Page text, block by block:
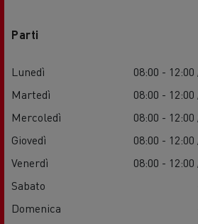
Parti
Lunedì
08:00 -
Martedì
08:00 -
Mercoledì
08:00 -
Giovedì
08:00 -
Venerdì
08:00 -
Sabato
Domenica